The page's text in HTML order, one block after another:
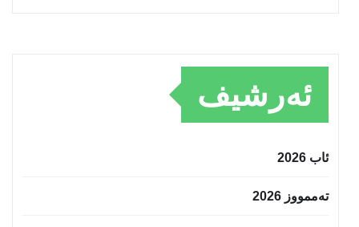
ئەرشیف
ئاب 2026
تەممووز 2026